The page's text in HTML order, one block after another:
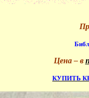
Цена – в
КУПИТЬ